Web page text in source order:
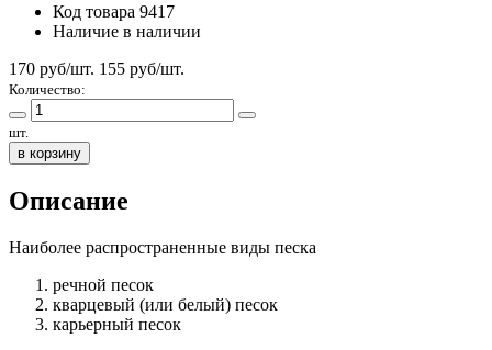
Код товара 9417
Наличие в наличии
170 руб/шт. 155 руб/шт.
Количество:
шт.
в корзину
Описание
Наиболее распространенные виды песка
речной песок
кварцевый (или белый) песок
карьерный песок